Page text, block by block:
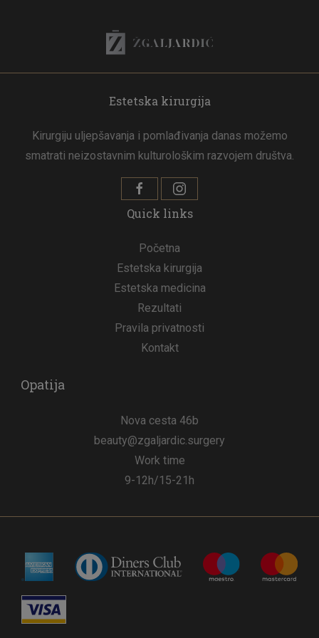
Estetska kirurgija
Kirurgiju uljepšavanja i pomlađivanja danas možemo
smatrati neizostavnim kulturološkim razvojem društva.
Quick links
Početna
Estetska kirurgija
Estetska medicina
Rezultati
Pravila privatnosti
Kontakt
Opatija
Nova cesta 46b
beauty@zgaljardic.surgery
Work time
9-12h/15-21h